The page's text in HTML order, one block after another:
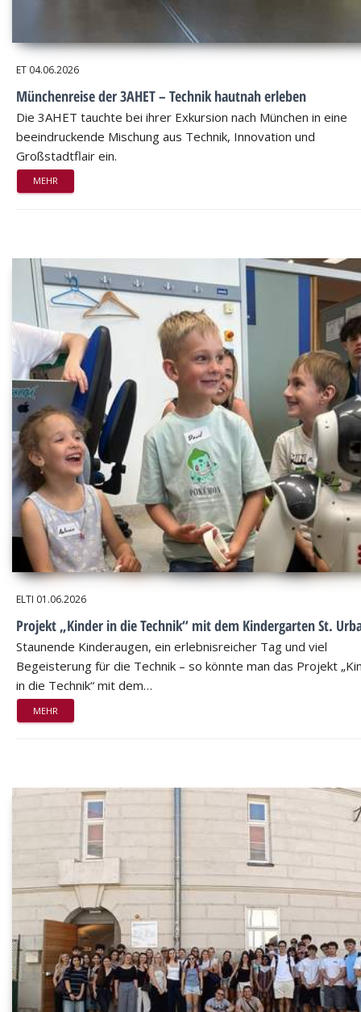
ET 04.06.2026
Münchenreise der 3AHET – Technik hautnah erleben
Die 3AHET tauchte bei ihrer Exkursion nach München in eine
beeindruckende Mischung aus Technik, Innovation und
Großstadtflair ein.
MEHR
ELTI 01.06.2026
Projekt „Kinder in die Technik“ mit dem Kindergarten St.
Staunende Kinderaugen, ein erlebnisreicher Tag und viel
Begeisterung für die Technik – so könnte man das Projekt
in die Technik“ mit dem…
MEHR